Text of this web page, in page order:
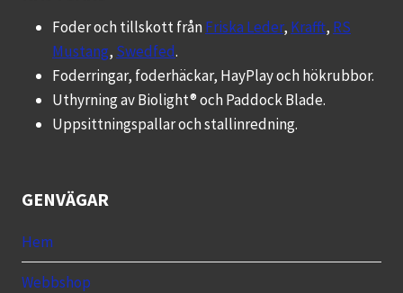
Foder och tillskott frånFriska Leder, Krafft, RS
Mustang, Swedfed.
Foderringar, foderhäckar, HayPlay och hökrubbor.
Uthyrning av Biolight® och Paddock Blade.
Uppsittningspallar och stallinredning.
GENVÄGAR
Hem
Webbshop